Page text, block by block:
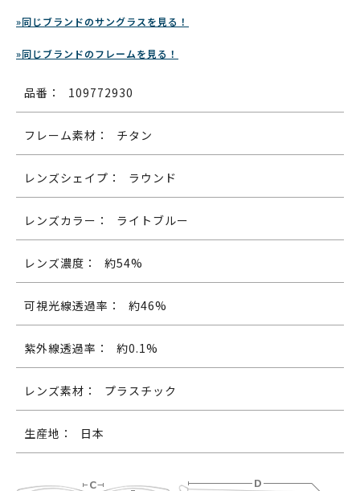
»同じブランドのサングラスを見る！
»同じブランドのフレームを見る！
品番： 109772930
フレーム素材： チタン
レンズシェイプ： ラウンド
レンズカラー： ライトブルー
レンズ濃度： 約54%
可視光線透過率： 約46%
紫外線透過率： 約0.1%
レンズ素材： プラスチック
生産地： 日本